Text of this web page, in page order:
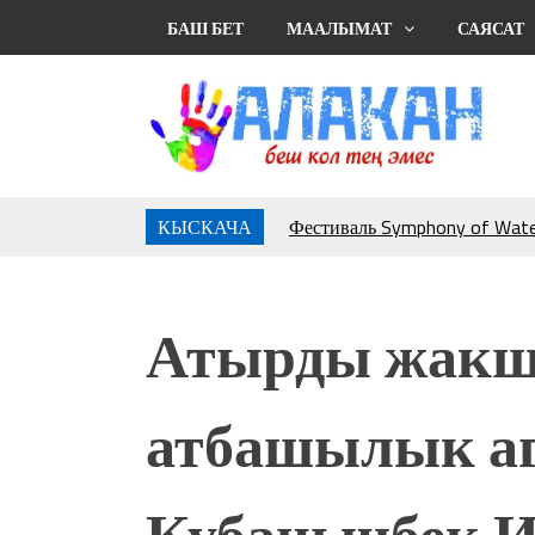
БАШ БЕТ МААЛЫМАТ САЯСАТ
КЫСКАЧА
Фестиваль Symphony of
УЛУУ ЖУТТА УЛУТТУ
музыкальных фонтанов в
президенти болуп
Атырды
атбашылык